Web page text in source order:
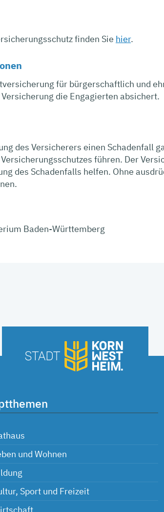
finden Sie hier.
für bürgerschaftlich und
die Engagierten absichert.
des Versicherers einen Schadenfall
führen. Der
des Schadenfalls helfen. Ohne
Baden-Württemberg
und Wohnen
Sport und Freizeit